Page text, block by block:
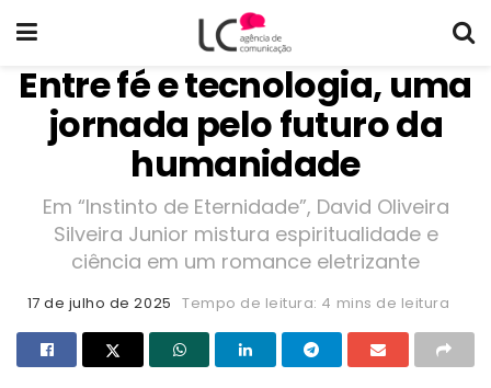
Entre fé e tecnologia, uma
jornada pelo futuro da
humanidade
Em “Instinto de Eternidade”, David Oliveira
Silveira Junior mistura espiritualidade e
ciência em um romance eletrizante
17 de julho de 2025 Tempo de leitura: 4 mins de leitura